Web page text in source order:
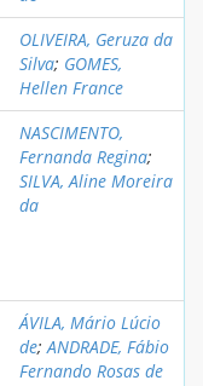
OLIVEIRA, Geruza da
Silva; GOMES,
Hellen France
NASCIMENTO,
Fernanda Regina;
SILVA, Aline Moreira
da
ÁVILA, Mário Lúcio
de;ANDRADE, Fábio
Fernando Rosas de